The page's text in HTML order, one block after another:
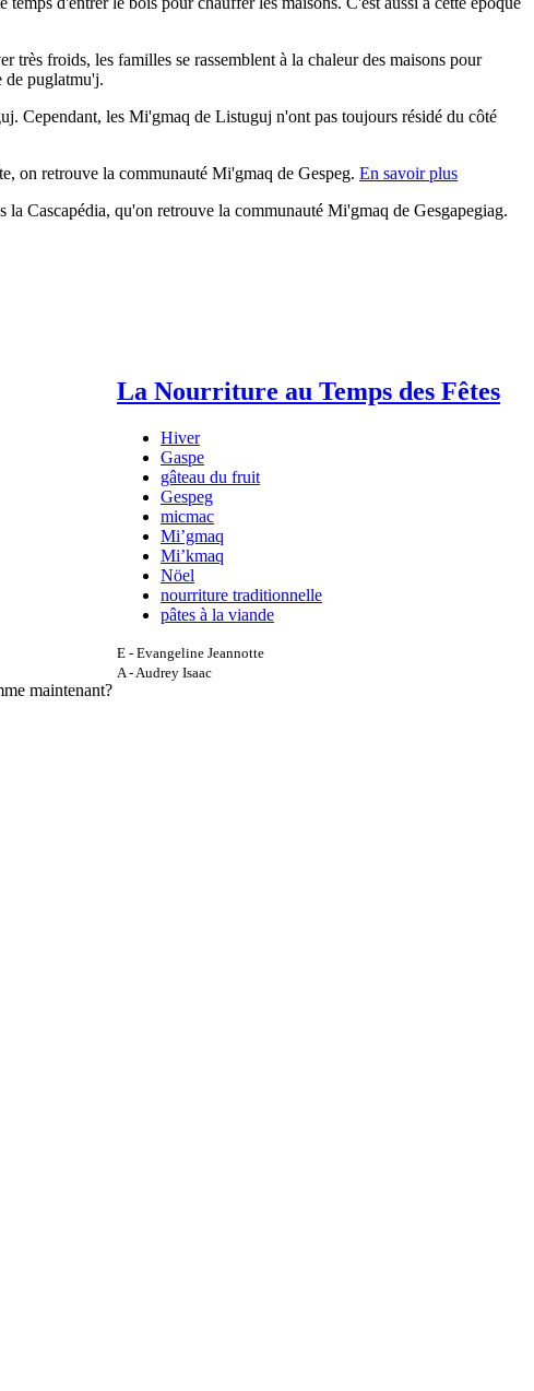
froids, les familles se rassemblent à la chaleur des maisons pour
de puglatmu'j.
Cependant, les Mi'gmaq de Listuguj n'ont pas toujours résidé du côté
on retrouve la communauté Mi'gmaq de Gespeg. En savoir plus
Cascapédia, qu'on retrouve la communauté Mi'gmaq de Gesgapegiag.
maintenant?
La Nourriture au Temps des Fêtes
Hiver
Gaspe
gâteau du fruit
Gespeg
micmac
Mi’gmaq
Mi’kmaq
Nöel
nourriture traditionnelle
pâtes à la viande
E - Evangeline Jeannotte
A - Audrey Isaac